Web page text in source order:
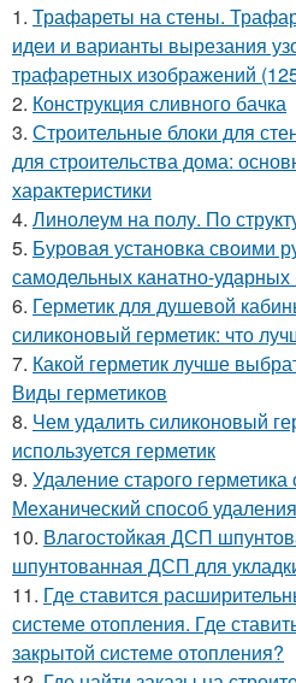
1. Трафареты на стены.
идеи и варианты вырезания
трафаретных изображений
2. Конструкция сливного бачка
3. Строительные блоки для
для строительства дома:
характеристики
4. Линолеум на полу. По
5. Буровая установка своими
самодельных канатно-
6. Герметик для душевой
силиконовый герметик: что
7. Какой герметик лучше
Виды герметиков
8. Чем удалить силиконовый
используется герметик
9. Удаление старого
Механический способ
10. Влагостойкая ДСП
шпунтованная ДСП для
11. Где ставится
системе отопления. Где
закрытой системе отопления?